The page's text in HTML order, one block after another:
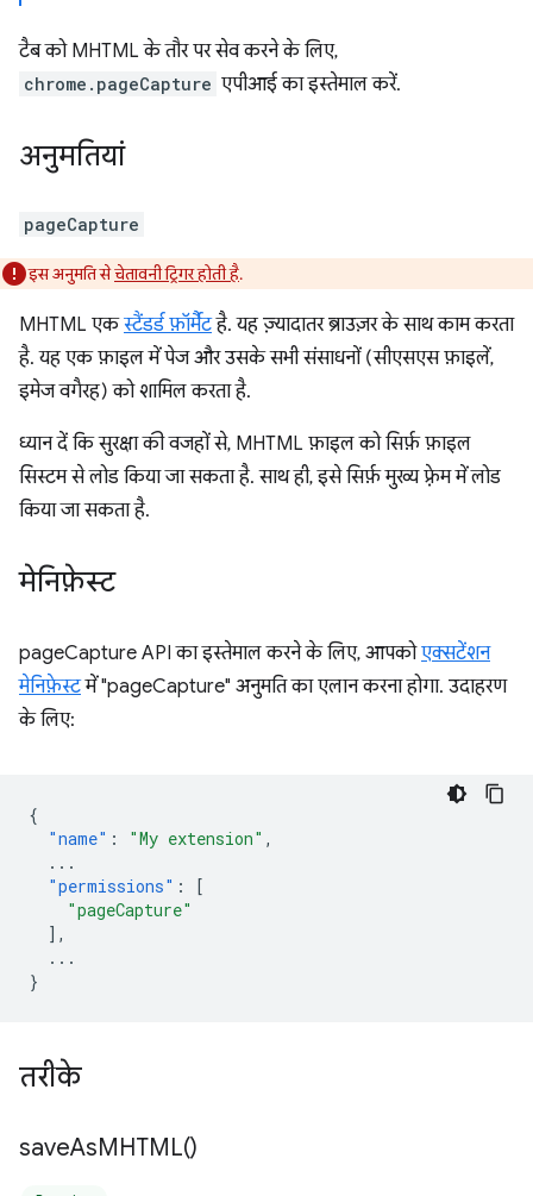
टैब को MHTML के तौर पर सेव करने के लिए,
chrome.pageCapture एपीआई का इस्तेमाल करें.
अनुमतियां
pageCapture
इस अनुमति सेचेतावनी ट्रिगर होती है.
MHTML एकस्टैंडर्ड फ़ॉर्मैटहै. यह ज़्यादातर ब्राउज़र के साथ काम करता
है. यह एक फ़ाइल में पेज और उसके सभी संसाधनों (सीएसएस फ़ाइलें,
इमेज वगैरह) को शामिल करता है.
ध्यान दें कि सुरक्षा की वजहों से, MHTML फ़ाइल को सिर्फ़ फ़ाइल
सिस्टम से लोड किया जा सकता है. साथ ही, इसे सिर्फ़ मुख्य फ़्रेम में लोड
किया जा सकता है.
मेनिफ़ेस्ट
pageCapture API का इस्तेमाल करने के लिए, आपकोएक्सटेंशन
मेनिफ़ेस्टमें "pageCapture" अनुमति का एलान करना होगा. उदाहरण
के लिए:
{
"name" : "My extension" ,
...
"permissions" :
[
"pageCapture"
],
...
}
तरीके
saveAsMHTML()